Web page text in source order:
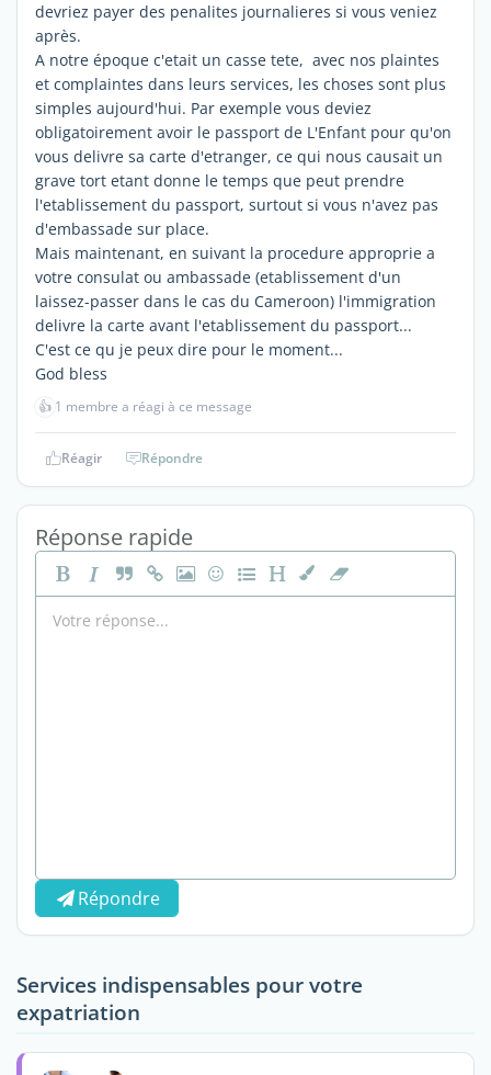
devriez payer des penalites journalieres si vous veniez
après.
A notre époque c'etait un casse tete, avec nos plaintes
et complaintes dans leurs services, les choses sont plus
simples aujourd'hui. Par exemple vous deviez
obligatoirement avoir le passport de L'Enfant pour qu'on
vous delivre sa carte d'etranger, ce qui nous causait un
grave tort etant donne le temps que peut prendre
l'etablissement du passport, surtout si vous n'avez pas
d'embassade sur place.
Mais maintenant, en suivant la procedure approprie a
votre consulat ou ambassade (etablissement d'un
laissez-passer dans le cas du Cameroon) l'immigration
delivre la carte avant l'etablissement du passport...
C'est ce qu je peux dire pour le moment...
God bless
👍 1 membre a réagi à ce message
Réagir Répondre
Réponse rapide
Répondre
Services indispensables pour votre
expatriation